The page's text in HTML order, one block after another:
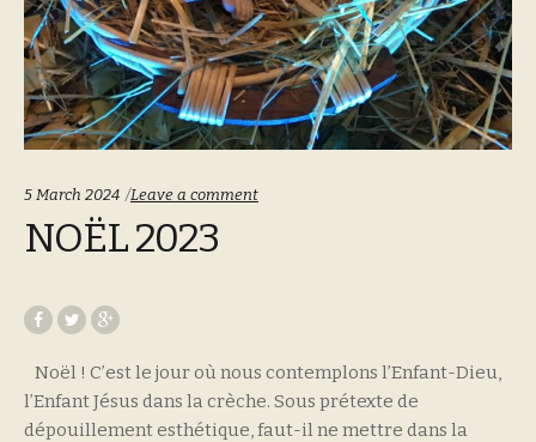
5 March 2024 Leave a comment
NOËL 2023
Noël ! C’est le jour où nous contemplons l’Enfant-Dieu,
l’Enfant Jésus dans la crèche. Sous prétexte de
dépouillement esthétique, faut-il ne mettre dans la